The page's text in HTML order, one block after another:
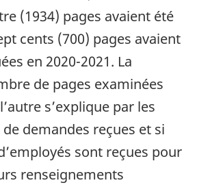
(1934) pages avaient été
cents (700) pages avaient
en 2020-2021. La
de pages examinées
s’explique par les
demandes reçues et si
sont reçues pour
renseignements